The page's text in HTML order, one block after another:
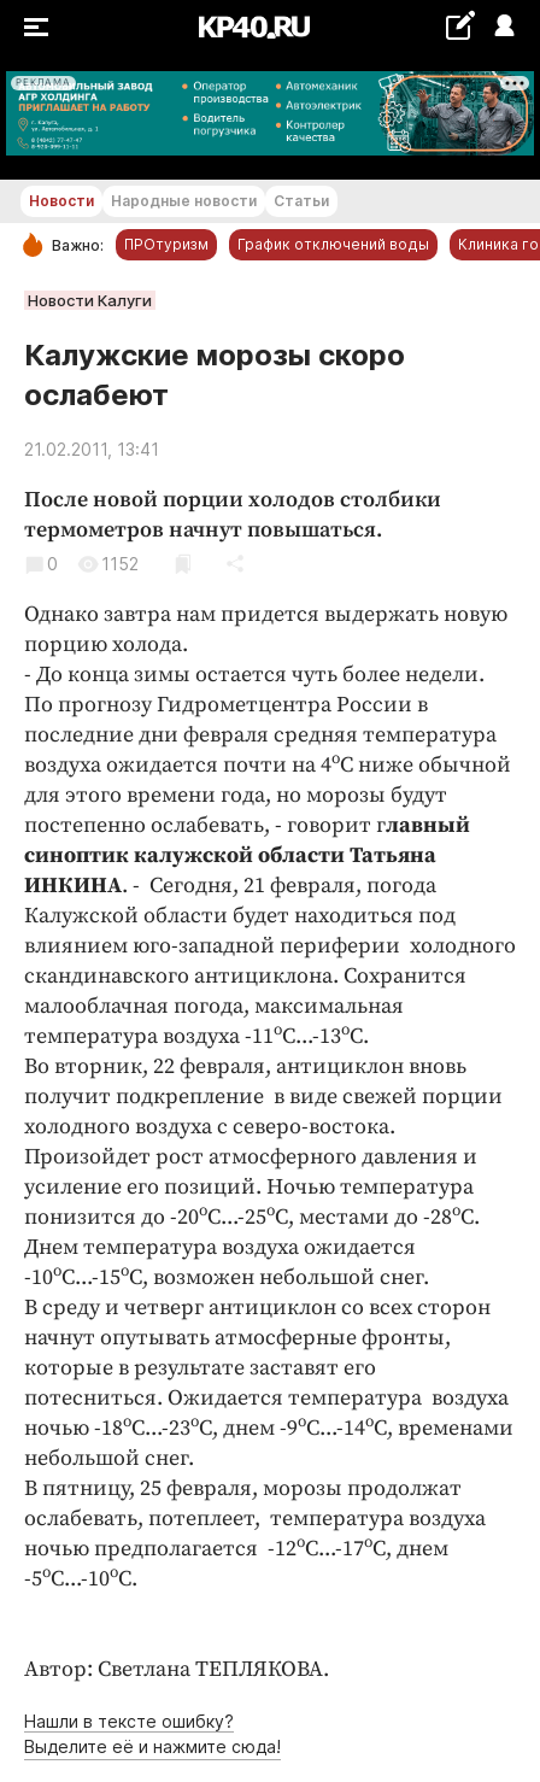
РЕКЛАМА
+26...+27 °С
РУБРИКИ
Новости компаний
Статьи
Народные новости
Авто и транспорт
Благоустройство
Криминал
Недвижимость и ЖКХ
Образование
Общество
Погода
Праздники
Происшествия
Спорт
Экономика и бизнес
ПРОЕКТЫ
Блоги
Издания
Медиаперсона
Интересное чтиво
Клиника года
Бренд года
Работодатель года
Новости Народные новости Статьи
Важно: ПРОтуризм График отключений воды Клиника
Новости Калуги
Калужские морозы скоро
ослабеют
21.02.2011, 13:41
После новой порции холодов столбики
термометров начнут повышаться.
0 1152
Однако завтра нам придется выдержать новую
порцию холода.
- До конца зимы остается чуть более недели.
По прогнозу Гидрометцентра России в
последние дни февраля средняя температура
воздуха ожидается почти на 4оС ниже обычной
для этого времени года, но морозы будут
постепенно ослабевать, - говорит главный
синоптик калужской области Татьяна
ИНКИНА. - Сегодня, 21 февраля, погода
Калужской области будет находиться под
влиянием юго-западной периферии холодного
скандинавского антициклона. Сохранится
малооблачная погода, максимальная
температура воздуха -11оС...-13оС.
Во вторник, 22 февраля, антициклон вновь
получит подкрепление в виде свежей порции
холодного воздуха с северо-востока.
Произойдет рост атмосферного давления и
усиление его позиций. Ночью температура
понизится до -20оС...-25оС, местами до -28оС.
Днем температура воздуха ожидается
-10оС...-15оС, возможен небольшой снег.
В среду и четверг антициклон со всех сторон
начнут опутывать атмосферные фронты,
которые в результате заставят его
потесниться. Ожидается температура воздуха
ночью -18оС...-23оС, днем -9оС...-14оС, временами
небольшой снег.
В пятницу, 25 февраля, морозы продолжат
ослабевать, потеплеет, температура воздуха
ночью предполагается -12оС...-17оС, днем
-5оС...-10оС.
Автор: Светлана ТЕПЛЯКОВА.
Нашли в тексте ошибку?
Выделите её и нажмите сюда!